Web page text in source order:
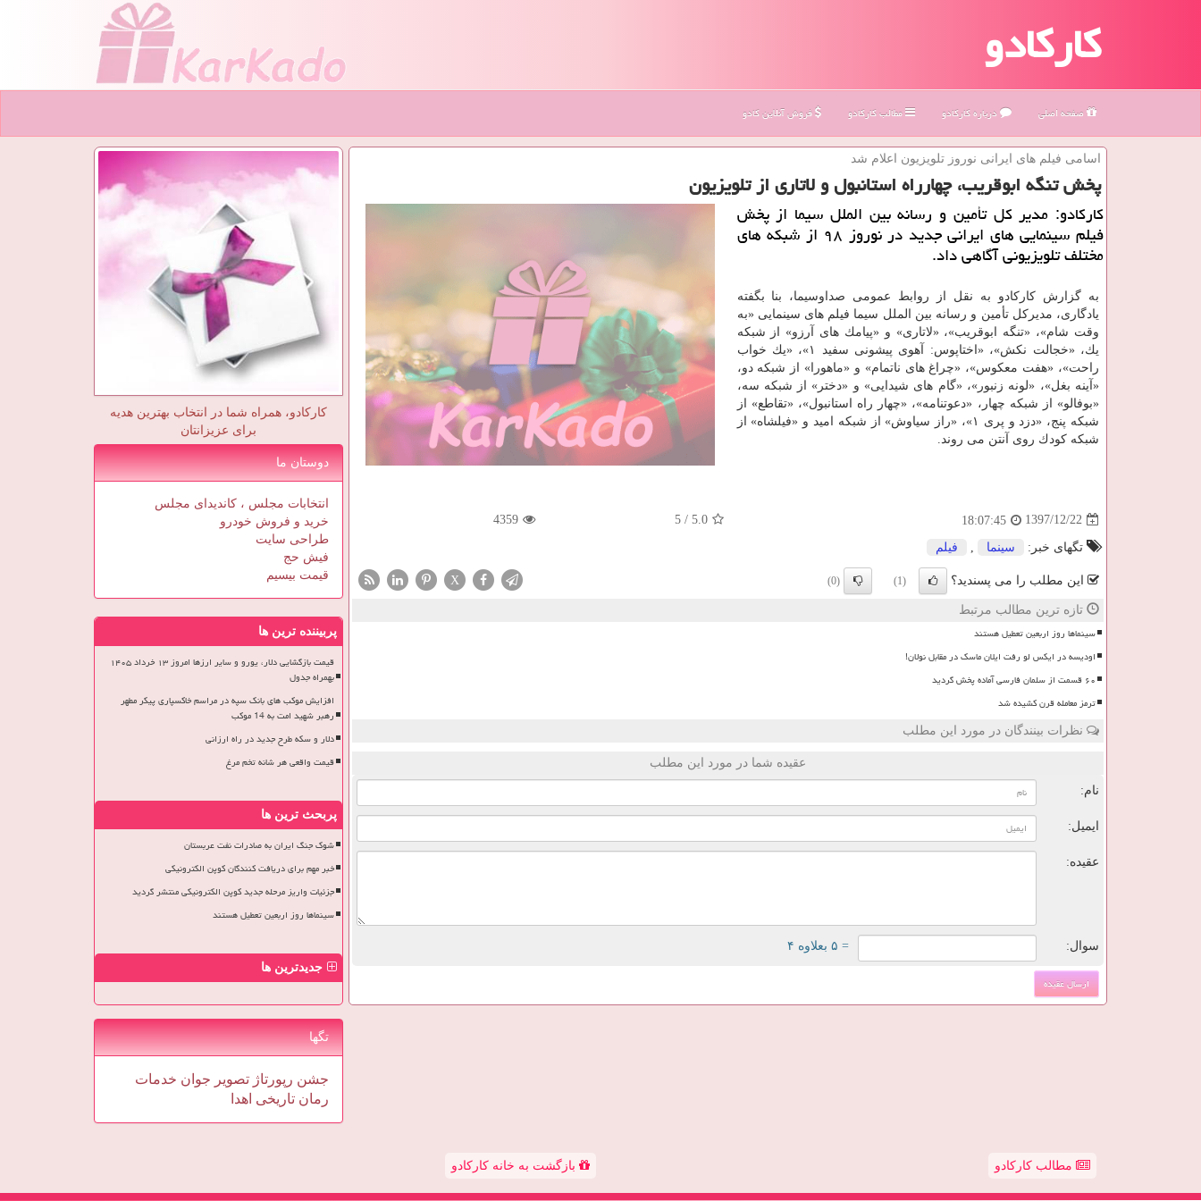
کارکادو
صفحه اصلی درباره كاركادو مطالب كاركادو فروش آنلاین کادو
اسامی فیلم های ایرانی نوروز تلویزیون اعلام شد
پخش تنگه ابوقریب، چهارراه استانبول و لاتاری از تلویزیون
كاركادو: مدیر كل تأمین و رسانه بین الملل سیما از پخش
فیلم سینمایی های ایرانی جدید در نوروز ۹۸ از شبكه های
مختلف تلویزیونی آگاهی داد.
به گزارش كاركادو به نقل از روابط عمومی صداوسیما، بنا بگفته
یادگاری، مدیركل تأمین و رسانه بین الملل سیما فیلم های سینمایی «به
وقت شام»، «تنگه ابوقریب»، «لاتاری» و «پیامك های آرزو» از شبكه
یك، «خجالت نكش»، «اختاپوس: آهوی پیشونی سفید ۱»، «یك خواب
راحت»، «هفت معكوس»، «چراغ های ناتمام» و «ماهورا» از شبكه دو،
«آینه بغل»، «لونه زنبور»، «گام های شیدایی» و «دختر» از شبكه سه،
«بوفالو» از شبكه چهار، «دعوتنامه»، «چهار راه استانبول»، «تقاطع» از
شبكه پنج، «دزد و پری ۱»، «راز سیاوش» از شبكه امید و «فیلشاه» از
شبكه كودك روی آنتن می روند.
1397/12/22
18:07:45
5.0
/
5
4359
تگهای خبر: سینما فیلم
این مطلب را می پسندید؟ (1)
(0)
X
تازه ترین مطالب مرتبط
سینماها روز اربعین تعطیل هستند
اودیسه در ایکس لو رفت ایلان ماسک در مقابل نولان!
۶۰ قسمت از سلمان فارسی آماده پخش گردید
ترمز معامله قرن کشیده شد
نظرات بینندگان در مورد این مطلب
عقیده شما در مورد این مطلب
نام:
ایمیل:
عقیده:
سوال: = ۵ بعلاوه ۴
کارکادو، همراه شما در انتخاب بهترین هدیه
برای عزیزانتان
دوستان ما
انتخابات مجلس ، کاندیدای مجلس
خرید و فروش خودرو
طراحی سایت
فیش حج
قیمت بیسیم
پربیننده ترین ها
قیمت بازگشایی دلار، یورو و سایر ارزها امروز ۱۳ خرداد ۱۴۰۵
بهمراه جدول
افزایش موکب های بانک سپه در مراسم خاکسپاری پیکر مطهر
رهبر شهید امت به 14 موکب
دلار و سکه طرح جدید در راه ارزانی
قیمت واقعی هر شانه تخم مرغ
پربحث ترین ها
شوک جنگ ایران به صادرات نفت عربستان
خبر مهم برای دریافت کنندگان کوپن الکترونیکی
جزئیات واریز مرحله جدید کوپن الکترونیکی منتشر گردید
سینماها روز اربعین تعطیل هستند
جدیدترین ها
تگها
جشن رپورتاژ تصویر جوان خدمات
رمان تاریخی اهدا
مطالب کارکادو بازگشت به خانه کارکادو